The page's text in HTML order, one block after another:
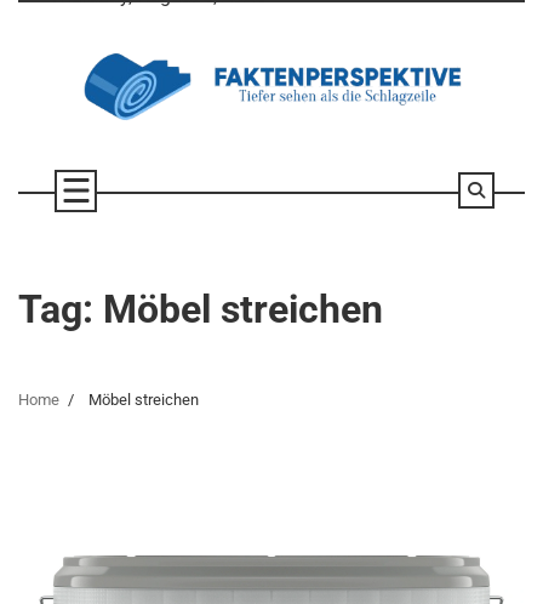
Tag: Möbel streichen
Home Möbel streichen